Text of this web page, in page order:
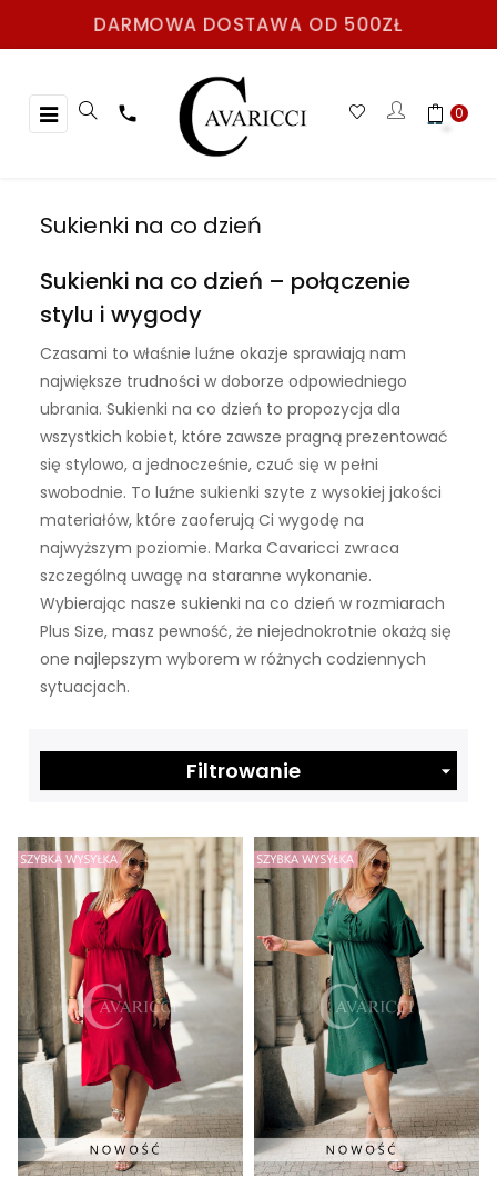
DARMOWA DOSTAWA OD 500ZŁ
Toggle
navigation
☰  0
Sukienki na co dzień
Sukienki na co dzień – połączenie
stylu i wygody
Czasami to właśnie luźne okazje sprawiają nam
największe trudności w doborze odpowiedniego
ubrania. Sukienki na co dzień to propozycja dla
wszystkich kobiet, które zawsze pragną prezentować
się stylowo, a jednocześnie, czuć się w pełni
swobodnie. To luźne sukienki szyte z wysokiej jakości
materiałów, które zaoferują Ci wygodę na
najwyższym poziomie. Marka Cavaricci zwraca
szczególną uwagę na staranne wykonanie.
Wybierając nasze sukienki na co dzień w rozmiarach
Plus Size, masz pewność, że niejednokrotnie okażą się
one najlepszym wyborem w różnych codziennych
sytuacjach.

Filtrowanie